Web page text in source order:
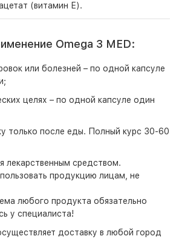
(витамин Е).
Omega 3 MED:
или болезней – по одной капсуле
целях – по одной капсуле один
только после еды. Полный курс 30-60
лекарственным средством.
продукцию лицам, не
любого продукта обязательно
у специалиста!
доставку в любой город